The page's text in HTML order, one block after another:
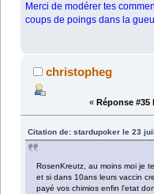
Merci de modérer tes
coups de poings dans la
christopheg
« Réponse #35
Citation de: stardupoker le 23
RosenKreutz, au moins moi je
et si dans 10ans leurs vaccin
payé vos chimios enfin l'etat